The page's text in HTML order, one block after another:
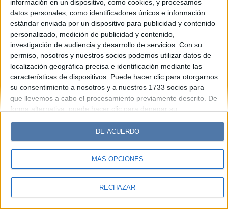
información en un dispositivo, como cookies, y procesamos
datos personales, como identificadores únicos e información
estándar enviada por un dispositivo para publicidad y contenido
personalizado, medición de publicidad y contenido,
investigación de audiencia y desarrollo de servicios. Con su
permiso, nosotros y nuestros socios podemos utilizar datos de
localización geográfica precisa e identificación mediante las
características de dispositivos. Puede hacer clic para otorgarnos
su consentimiento a nosotros y a nuestros 1733 socios para
que llevemos a cabo el procesamiento previamente descrito. De
forma alternativa, puede hacer clic para denegar su
cambiar sus preferencias antes de otorgar su consentimiento.
Tenga en cuenta que algún procesamiento de sus datos
personales puede no requerir de su consentimiento, pero usted
tiene el derecho de rechazar tal procesamiento. Sus
sus preferencias o retirar su consentimiento en cualquier
MÁS OPCIONES
RECHAZAR
DE ACUERDO
© Perfil.com 2006-2019 - Todos los derechos reservados
Registro de Propiedad Intelectual: Nro. 5346433